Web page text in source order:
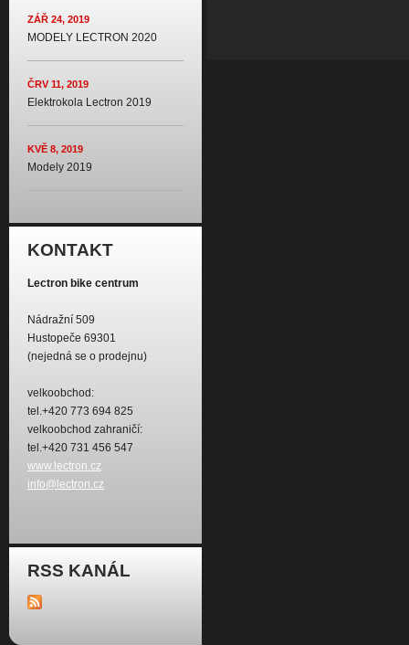
ZÁŘ 24, 2019
MODELY LECTRON 2020
ČRV 11, 2019
Elektrokola Lectron 2019
KVĚ 8, 2019
Modely 2019
KONTAKT
Lectron bike centrum
Nádražní 509
Hustopeče 69301
(nejedná se o prodejnu)
velkoobchod:
tel.+420 773 694 825
velkoobchod zahraničí:
tel.+420 731 456 547
www.lectron.cz
info@lectron.cz
RSS KANÁL